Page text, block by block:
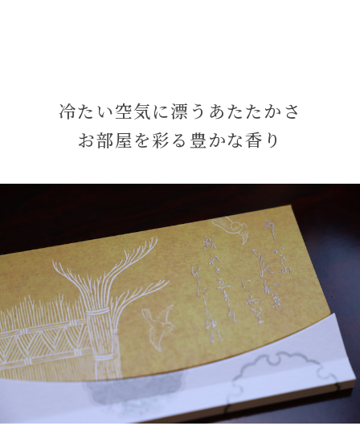
冷たい空気に漂うあたたかさ
お部屋を彩る豊かな香り